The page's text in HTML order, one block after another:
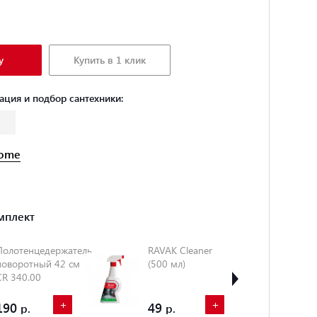
Купить в 1 клик
и подбор сантехники:
42 см
340.00
+
RAVAK Cleaner
(500 мл)
49 +